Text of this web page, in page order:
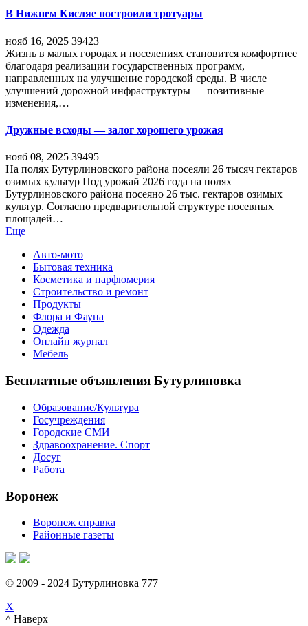
В Нижнем Кисляе построили тротуары
нояб 16, 2025 39423
Жизнь в малых городах и поселениях становится комфортнее
благодаря реализации государственных программ,
направленных на улучшение городской среды. В числе
улучшений дорожной инфраструктуры — позитивные
изменения,…
Дружные всходы — залог хорошего урожая
нояб 08, 2025 39495
На полях Бутурлиновского района посеяли 26 тысяч гектаров
озимых культур Под урожай 2026 года на полях
Бутурлиновского района посеяно 26 тыс. гектаров озимых
культур. Согласно предварительной структуре посевных
площадей…
Еще
Авто-мото
Бытовая техника
Косметика и парфюмерия
Строительство и ремонт
Продукты
Флора и Фауна
Одежда
Онлайн журнал
Мебель
Бесплатные объявления Бутурлиновка
Образование/Культура
Госучреждения
Городские СМИ
Здравоохранение. Спорт
Досуг
Работа
Воронеж
Воронеж справка
Районные газеты
© 2009 - 2024 Бутурлиновка 777
X
^ Наверх